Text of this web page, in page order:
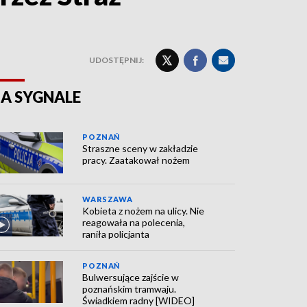
UDOSTĘPNIJ:
SYGNALE
POZNAŃ
Straszne sceny w zakładzie
pracy. Zaatakował nożem
WARSZAWA
Kobieta z nożem na ulicy. Nie
reagowała na polecenia,
raniła policjanta
POZNAŃ
Bulwersujące zajście w
poznańskim tramwaju.
Świadkiem radny [WIDEO]